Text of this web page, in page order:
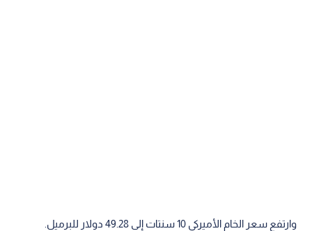
وارتفع سعر الخام الأميركي 10 سنتات إلى 49.28 دولار للبرميل.